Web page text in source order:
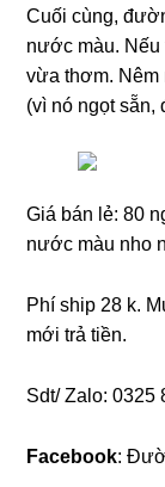
Cuối cùng,
nước màu.
vừa thơm. Nêm
(vì nó ngọt
Giá bán lẻ: 80
nước màu nho
Phí ship 28 k.
mới trả tiền.
Sdt/ Zalo: 0325
Facebook: